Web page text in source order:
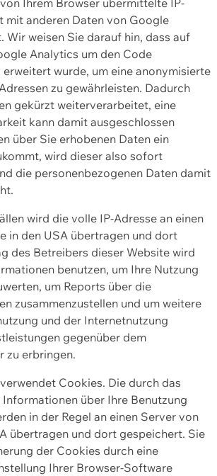
Ihrem Browser übermittelte IP-
mit anderen Daten von Google
Wir weisen Sie darauf hin, dass auf
Analytics um den Code
erweitert wurde, um eine anonymisierte
zu gewährleisten. Dadurch
gekürzt weiterverarbeitet, eine
kann damit ausgeschlossen
über Sie erhobenen Daten ein
wird dieser also sofort
die personenbezogenen Daten damit
wird die volle IP-Adresse an einen
in den USA übertragen und dort
des Betreibers dieser Website wird
benutzen, um Ihre Nutzung
um Reports über die
zusammenzustellen und um weitere
und der Internetnutzung
gegenüber dem
zu erbringen.
Cookies. Die durch das
über Ihre Benutzung
in der Regel an einen Server von
übertragen und dort gespeichert. Sie
der Cookies durch eine
Ihrer Browser-Software